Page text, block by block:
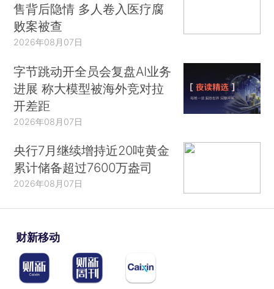
售背后隐情 多人卷入医疗腐
败案被查
2026年08月07日
字节跳动开全员会复盘AI业务
进展 称大模型被海外竞对拉
开差距
2026年08月07日
央行7月继续增持近20吨黄金
累计储备超过7600万盎司
2026年08月07日
财新移动